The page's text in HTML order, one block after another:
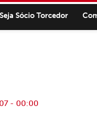
Seja Sócio Torcedor
- 00:00